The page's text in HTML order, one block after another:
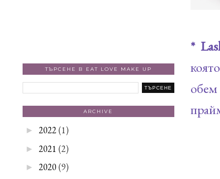
*
ТЪРСЕНЕ В EAT LOVE MAKE UP
ARCHIVE
► 2022(1)
► 2021 (2)
► 2020(9)